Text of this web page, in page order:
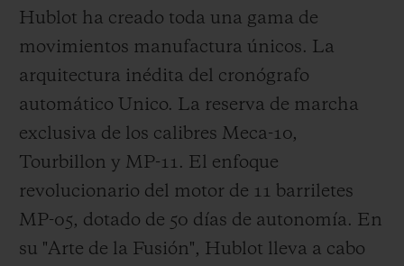
Hublot ha creado toda una gama de
movimientos manufactura únicos. La
arquitectura inédita del cronógrafo
automático Unico. La reserva de marcha
exclusiva de los calibres Meca-10,
Tourbillon y MP-11. El enfoque
revolucionario del motor de 11 barriletes
MP-05, dotado de 50 días de autonomía. En
su "Arte de la Fusión", Hublot lleva a cabo